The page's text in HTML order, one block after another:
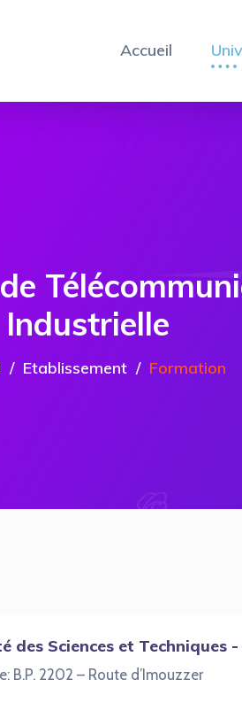
Accueil
Industrielle
Etablissement Formation
des Sciences et Techniques -
B.P. 2202 – Route d’Imouzzer